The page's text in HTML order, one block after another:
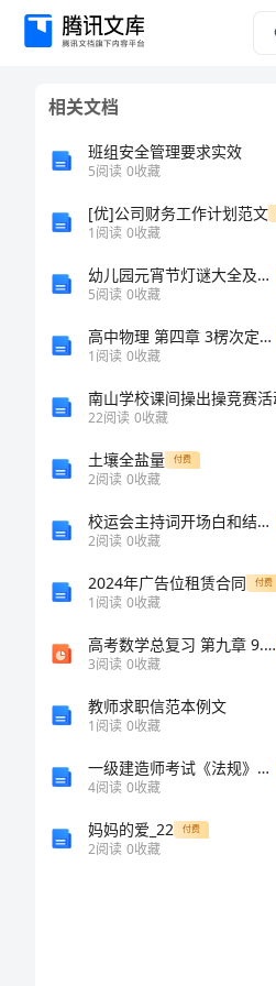
社
相关文档
班组安全管理要求实效
5阅读 0收藏
[优]公司财务工作计划范文
1阅读 0收藏
幼儿园元宵节灯谜大全及答案2
5阅读 0收藏
高中物理 第四章 3楞次定律教案 新人教版选修32
1阅读 0收藏
22阅读 0收藏
土壤全盐量 付费
2阅读 0收藏
校运会主持词开场白和结束语
2阅读 0收藏
2024年广告位租赁合同 付费
1阅读 0收藏
高考数学总复习 第九章 9.1直线的方程课件 理 北师大版
3阅读 0收藏
教师求职信范本例文
1阅读 0收藏
一级建造师考试《法规》题库每日练习100题含答案[卷1802]
4阅读 0收藏
妈妈的爱_22 付费
2阅读 0收藏